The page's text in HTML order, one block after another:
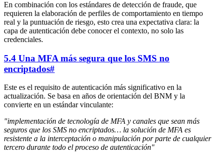
En combinación con los estándares de detección de fraude, que
requieren la elaboración de perfiles de comportamiento en tiempo
real y la puntuación de riesgo, esto crea una expectativa clara: la
capa de autenticación debe conocer el contexto, no solo las
credenciales.
5.4 Una MFA más segura que los SMS no
encriptados#
Este es el requisito de autenticación más significativo en la
actualización. Se basa en años de orientación del BNM y la
convierte en un estándar vinculante:
"implementación de tecnología de MFA y canales que sean más
seguros que los SMS no encriptados… la solución de MFA es
resistente a la interceptación o manipulación por parte de cualquier
tercero durante todo el proceso de autenticación"